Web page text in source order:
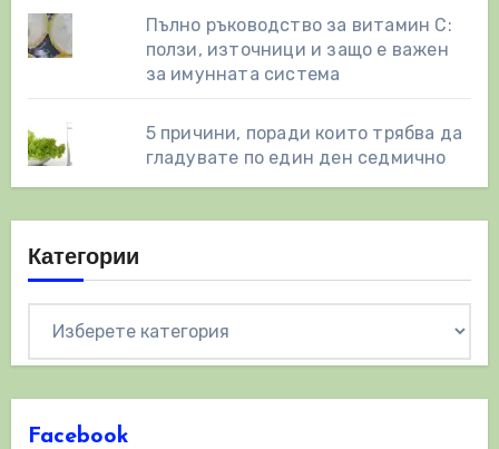
Пълно ръководство за витамин С:
ползи, източници и защо е важен
за имунната система
5 причини, поради които трябва да
гладувате по един ден седмично
Категории
Facebook